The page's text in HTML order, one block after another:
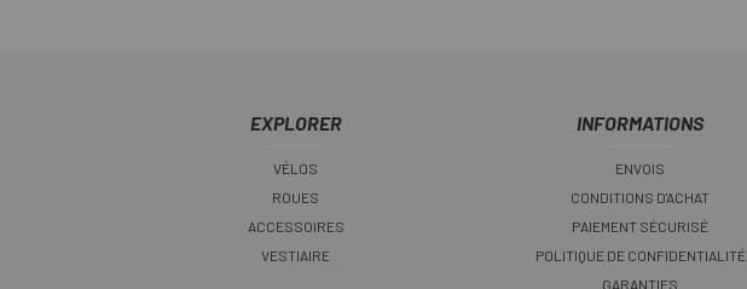
EXPLORER
VÉLOS
ROUES
ACCESSOIRES
VESTIAIRE
INFORMATIONS
ENVOIS
CONDITIONS D'ACHAT
PAIEMENT SÉCURISÉ
POLITIQUE DE CONFIDENTIALITÉ
GARANTIES